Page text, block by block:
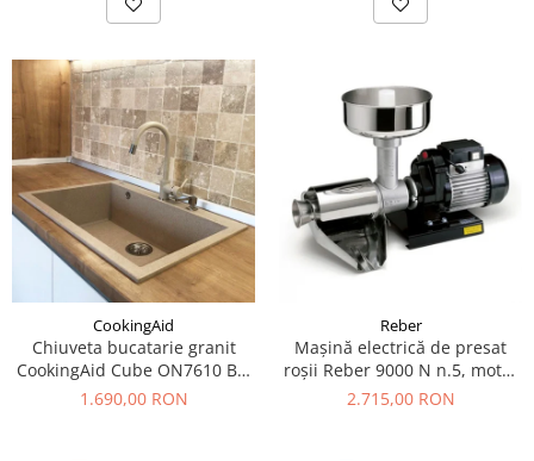
CookingAid
Chiuveta bucatarie granit
CookingAid Cube ON7610 Bej
Pigmentat / Avena + accesorii
1.690,00 RON
Reber
Mașină electrică de presat
roşii Reber 9000 N n.5, motor
prin inducție de 600W,
2.715,00 RON